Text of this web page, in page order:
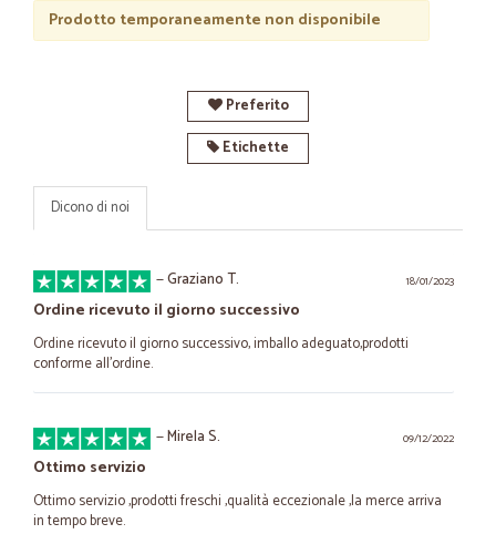
Prodotto temporaneamente non disponibile
Preferito
Etichette
Dicono di noi
18/01/2023
—Graziano T.
Ordine ricevuto il giorno successivo
Ordine ricevuto il giorno successivo, imballo adeguato,prodotti
conforme all'ordine.
09/12/2022
—Mirela S.
Ottimo servizio
Ottimo servizio ,prodotti freschi ,qualità eccezionale ,la merce arriva
in tempo breve.